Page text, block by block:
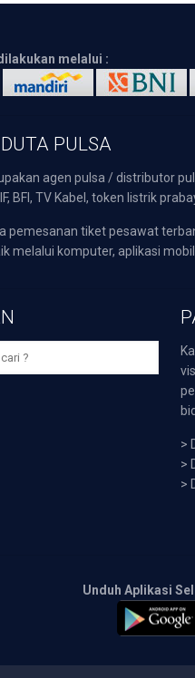
melalui :
PULSA
agen pulsa / distributor
BFI, TV Kabel, token listrik
pemesanan tiket pesawat
melalui komputer, aplikasi
>
>
>
Unduh Aplikasi